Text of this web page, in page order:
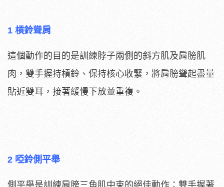
1 槓鈴聳肩
這個動作的目的是訓練脖子兩側的斜方肌及肩膀肌
肉，雙手握持槓鈴、保持核心收緊，將肩膀聳起盡量
貼近雙耳，接著緩慢下放並重複。
2 啞鈴側平舉
側平舉是訓練肩膀三角肌中束的絕佳動作：雙手握著